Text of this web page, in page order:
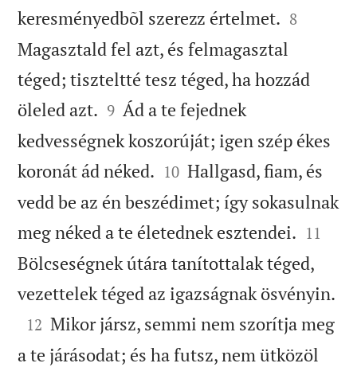
keresményedbõl szerezz értelmet. 

8
Magasztald fel azt, és felmagasztal
téged; tiszteltté tesz téged, ha hozzád
öleled azt. 

9 Ád a te fejednek
kedvességnek koszorúját; igen szép ékes
koronát ád néked. 

10 Hallgasd, fiam, és
vedd be az én beszédimet; így sokasulnak
meg néked a te életednek esztendei. 

11
Bölcseségnek útára tanítottalak téged,
vezettelek téged az igazságnak ösvényin.

12 Mikor jársz, semmi nem szorítja meg
a te járásodat; és ha futsz, nem ütközöl